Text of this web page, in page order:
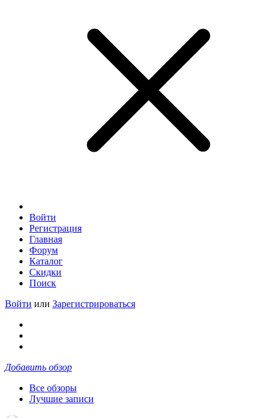
Войти
Регистрация
Главная
Форум
Каталог
Скидки
Поиск
Войти или Зарегистрироваться
Добавить обзор
Все обзоры
Лучшие записи